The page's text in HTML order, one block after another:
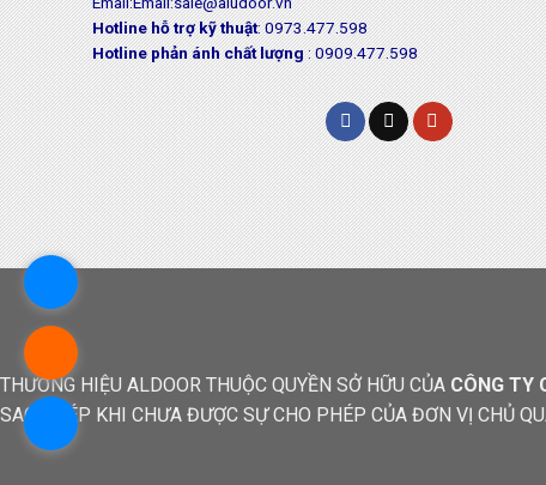
Hotline hỗ trợ kỹ thuật: 0973.477.598
Hotline phản ánh chất lượng: 0909.477.598
THƯƠNG HIỆU ALDOOR THUỘC QUYỀN SỞ HỮU CỦA CÔNG TY
SAO CHÉP KHI CHƯA ĐƯỢC SỰ CHO PHÉP CỦA ĐƠN VỊ CHỦ